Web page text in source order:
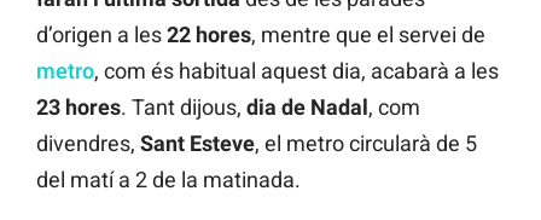
d’origen a les22 hores, mentre que el servei de
metro, com és habitual aquest dia, acabarà a les
23 hores. Tant dijous, dia de Nadal, com
divendres, Sant Esteve, el metro circularà de 5
del matí a 2 de la matinada.